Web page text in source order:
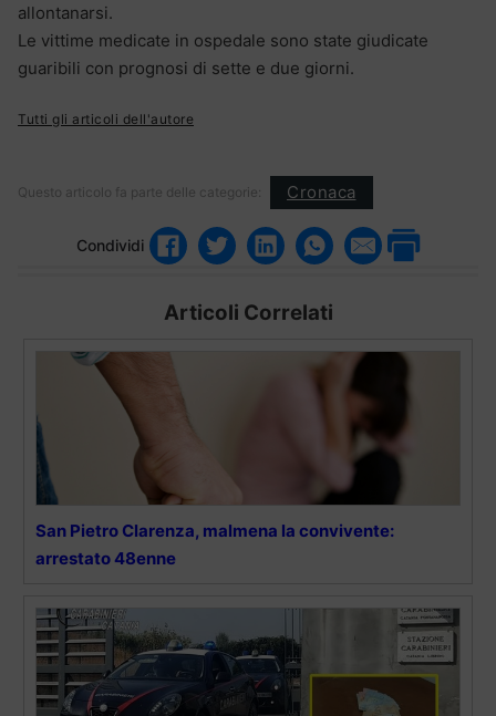
allontanarsi.
Le vittime medicate in ospedale sono state giudicate
guaribili con prognosi di sette e due giorni.
Tutti gli articoli dell'autore
Questo articolo fa parte delle categorie: Cronaca
Condividi
Articoli Correlati
San Pietro Clarenza, malmena la convivente:
arrestato 48enne